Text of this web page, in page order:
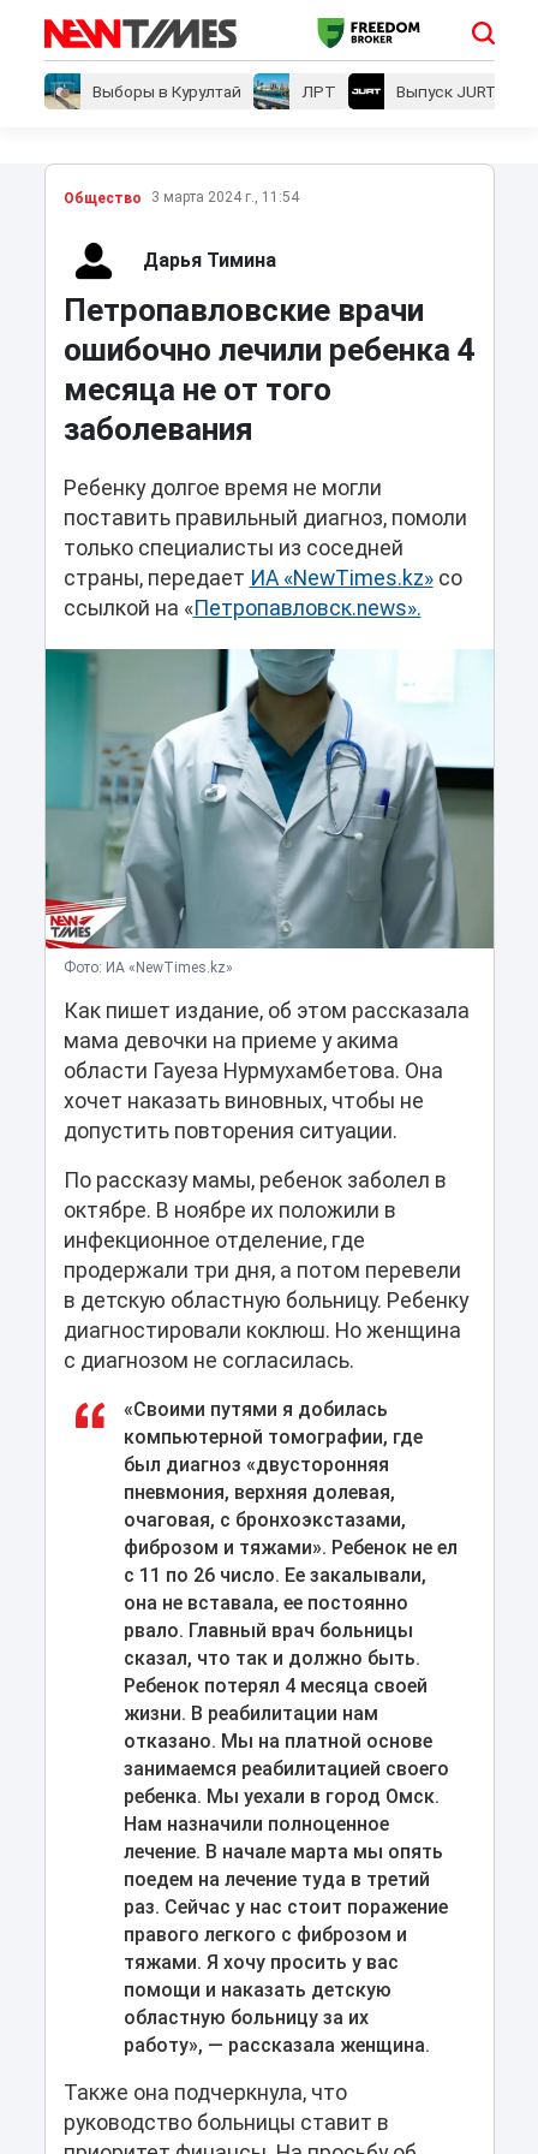
Выборы в Курултай ЛРТ Выпуск JURT
Общество 3 марта 2024 г., 11:54
Дарья Тимина
Петропавловские врачи
ошибочно лечили ребенка 4
месяца не от того
заболевания
Ребенку долгое время не могли
поставить правильный диагноз, помоли
только специалисты из соседней
страны, передает ИА «NewTimes.kz»со
ссылкой на «Петропавловск.news».
Фото: ИА «NewTimes.kz»
Как пишет издание, об этом рассказала
мама девочки на приеме у акима
области Гауеза Нурмухамбетова. Она
хочет наказать виновных, чтобы не
допустить повторения ситуации.
По рассказу мамы, ребенок заболел в
октябре. В ноябре их положили в
инфекционное отделение, где
продержали три дня, а потом перевели
в детскую областную больницу. Ребенку
диагностировали коклюш. Но женщина
с диагнозом не согласилась.
«Своими путями я добилась
компьютерной томографии, где
был диагноз «двусторонняя
пневмония, верхняя долевая,
очаговая, с бронхоэкстазами,
фиброзом и тяжами». Ребенок не ел
с 11 по 26 число. Ее закалывали,
она не вставала, ее постоянно
рвало. Главный врач больницы
сказал, что так и должно быть.
Ребенок потерял 4 месяца своей
жизни. В реабилитации нам
отказано. Мы на платной основе
занимаемся реабилитацией своего
ребенка. Мы уехали в город Омск.
Нам назначили полноценное
лечение. В начале марта мы опять
поедем на лечение туда в третий
раз. Сейчас у нас стоит поражение
правого легкого с фиброзом и
тяжами. Я хочу просить у вас
помощи и наказать детскую
областную больницу за их
работу», — рассказала женщина.
Также она подчеркнула, что
руководство больницы ставит в